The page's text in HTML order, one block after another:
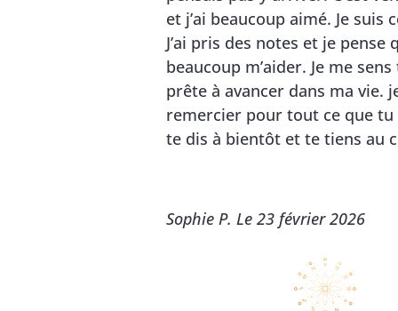
et j’ai beaucoup aimé. Je suis
J’ai pris des notes et je pense
beaucoup m’aider. Je me
prête à avancer dans ma vie.
remercier pour tout ce que tu
te dis à bientôt et te tiens au
Sophie P. Le 23 février 2026